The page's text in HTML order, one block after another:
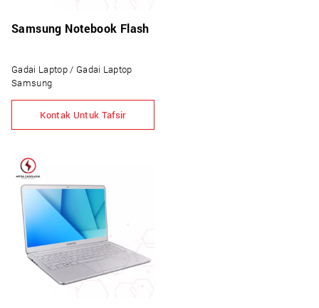
Samsung Notebook Flash
Gadai Laptop / Gadai Laptop
Samsung
Kontak Untuk Tafsir